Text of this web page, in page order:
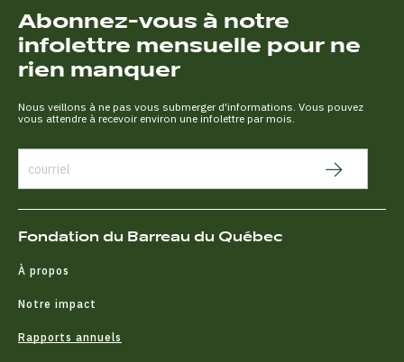
Abonnez-vous à notre
infolettre mensuelle pour ne
rien manquer
Nous veillons à ne pas vous submerger d'informations. Vous pouvez
vous attendre à recevoir environ une infolettre par mois.
Fondation du Barreau du Québec
À propos
Notre impact
Rapports annuels